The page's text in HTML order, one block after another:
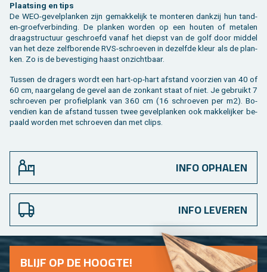
Plaat­sing en tips
De WEO-ge­vel­plan­ken zijn ge­mak­ke­lijk te mon­te­ren dank­zij hun tand-
en-groef­ver­bin­ding. De plan­ken wor­den op een hou­ten of me­ta­len
draag­struc­tuur ge­schroefd vanaf het diep­st van de golf door mid­del
van het deze zelf­bo­ren­de RVS-schroe­ven in de­zelf­de kleur als de plan­
ken. Zo is de be­ves­ti­ging haast on­zicht­baar.
Tus­sen de dra­gers wordt een hart-op-hart af­stand voor­zien van 40 of
60 cm, naar­ge­lang de gevel aan de zon­kant staat of niet. Je ge­bruikt 7
schroe­ven per pro­fiel­plank van 360 cm (16 schroe­ven per m2). Bo­
ven­dien kan de af­stand tus­sen twee ge­vel­plan­ken ook mak­ke­lij­ker be­
paald wor­den met schroe­ven dan met clips.
INFO OPHALEN
INFO LEVEREN
BLIJF OP DE HOOG­TE!